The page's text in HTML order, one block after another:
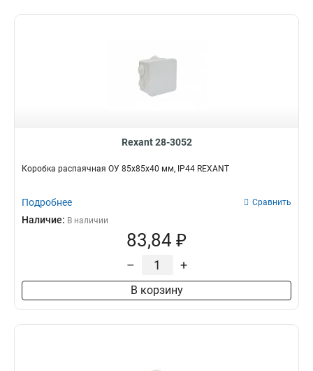
Rexant 28-3052
Коробка распаячная ОУ 85х85х40 мм, IP44 REXANT
Подробнее Сравнить
Наличие: В наличии
83,84 ₽
– +
В корзину